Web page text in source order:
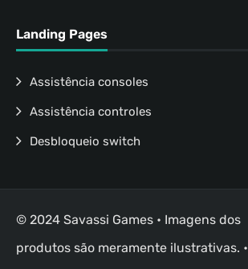
Landing Pages
Assistência consoles
Assistência controles
Desbloqueio switch
© 2024 Savassi Games • Imagens dos
produtos são meramente ilustrativas. •